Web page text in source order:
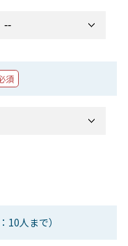
須
10人まで）